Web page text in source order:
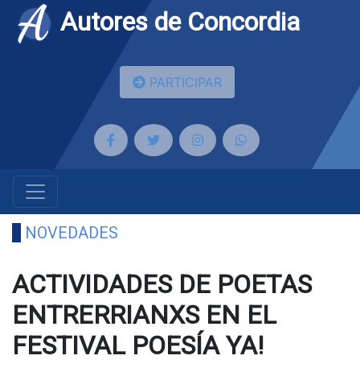
Autores de Concordia
PARTICIPAR
NOVEDADES
ACTIVIDADES DE POETAS
ENTRERRIANXS EN EL
FESTIVAL POESÍA YA!